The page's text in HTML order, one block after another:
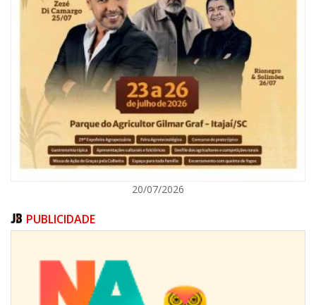
08/08/2026 | 07:00
Reservatórios de Penha são higienizados com ajuda de mergulhadores e
sem interrupção no abastecimento
ITAJAÍ
20/07/2026
PUBLICIDADE